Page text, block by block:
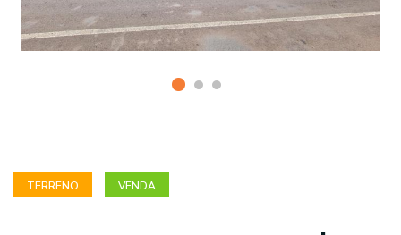
TERRENO VENDA